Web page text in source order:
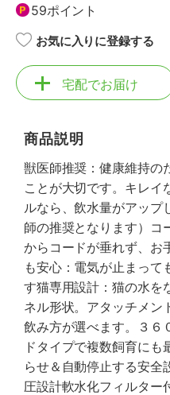
59ポイント
お気に入りに登録する
宅配でお届け
商品説明
獣医師推奨：健康維持の
ことが大切です。キレイ
ルなら、飲水量がアップ
師の推奨となります）コ
からコードが垂れず、お
も安心：電気が止まって
す猫専用設計：猫の水を
ネル形状。アタッチメン
飲み方が選べます。３６
ドタイプで複数飼育に
らせ＆自動停止する安全
圧設計軟水化フィルター